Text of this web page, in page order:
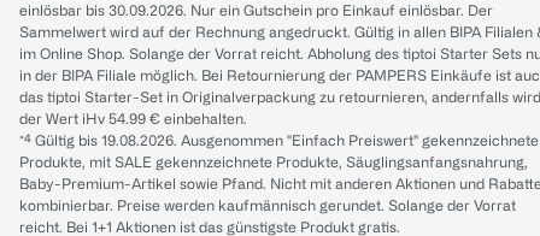
einlösbar bis 30.09.2026. Nur ein Gutschein pro Einkauf einlösbar. Der
Sammelwert wird auf der Rechnung angedruckt. Gültig in allen BIPA Filialen
im Online Shop. Solange der Vorrat reicht. Abholung des tiptoi Starter Sets
in der BIPA Filiale möglich. Bei Retournierung der PAMPERS Einkäufe ist
das tiptoi Starter-Set in Originalverpackung zu retournieren, andernfalls wird
der Wert iHv 54.99 € einbehalten.
*⁴ Gültig bis 19.08.2026. Ausgenommen "Einfach Preiswert" gekennzeichnete
Produkte, mit SALE gekennzeichnete Produkte, Säuglingsanfangsnahrung,
Baby-Premium-Artikel sowie Pfand. Nicht mit anderen Aktionen und
kombinierbar. Preise werden kaufmännisch gerundet. Solange der Vorrat
reicht. Bei 1+1 Aktionen ist das günstigste Produkt gratis.